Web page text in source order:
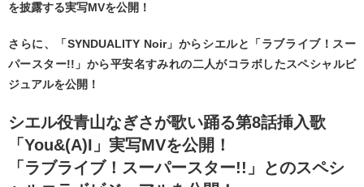
を披露する実写MVを公開！
さらに、「SYNDUALITY Noir」からシエルと「ラブライブ！スー
パースター!!」から平安名すみれの二人がコラボしたスペシャルビ
ジュアルを公開！
シエル役青山なぎさが歌い踊る第8話挿入歌
「You&(A)I」実写MVを公開！
「ラブライブ！スーパースター!!」とのスペシ